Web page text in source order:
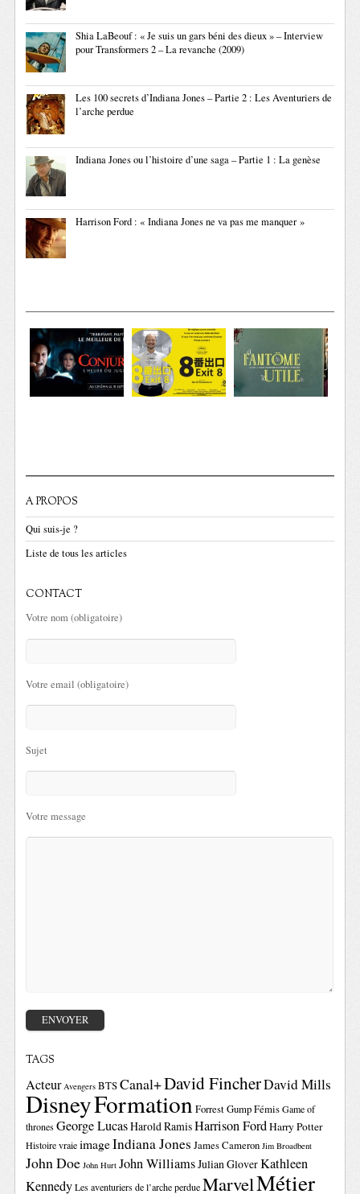
Shia LaBeouf : « Je suis un gars béni des dieux » – Interview
pour Transformers 2 – La revanche (2009)
Les 100 secrets d’Indiana Jones – Partie 2 : Les Aventuriers de
l’arche perdue
Indiana Jones ou l’histoire d’une saga – Partie 1 : La genèse
Harrison Ford : « Indiana Jones ne va pas me manquer »
A PROPOS
Qui suis-je ?
Liste de tous les articles
CONTACT
Votre nom (obligatoire)
Votre email (obligatoire)
Sujet
Votre message
TAGS
Acteur Avengers BTSCanal+David FincherDavid Mills
DisneyFormationForrest GumpFémis Game of
thrones George LucasHarold RamisHarrison FordHarry Potter
Histoire vraie imageIndiana Jones James Cameron Jim Broadbent
John Doe John Hurt John WilliamsJulian GloverKathleen
Kennedy Les aventuriers de l’arche perdue MarvelMétier